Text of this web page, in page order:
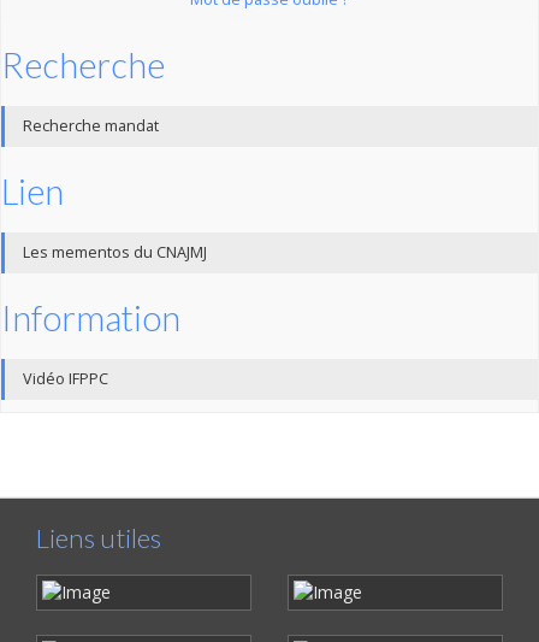
Recherche
Recherche mandat
Lien
Les mementos du CNAJMJ
Information
Vidéo IFPPC
Liens utiles